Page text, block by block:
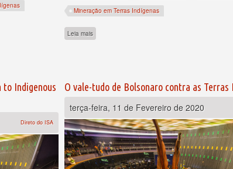
Mineração em Terras Indígenas
Leia mais
to Indigenous
Direto do ISA
O vale-tudo de Bolsonaro contra as Terras
terça-feira, 11 de Fevereiro de 2020